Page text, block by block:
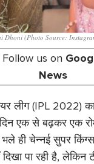
Dhoni (Photo Source:
Follow us on
News
लीग (IPL 2022)
एक से बढ़कर एक
ही चेन्नई सुपर
पा रही है, लेकिन